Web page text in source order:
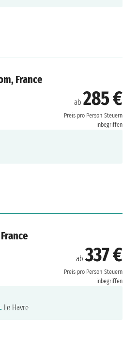
France
ab 285 €
Preis pro Person Steuern
inbegriffen
ab337 €
Preis pro Person Steuern
inbegriffen
Le Havre